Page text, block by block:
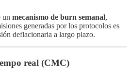
un mecanismo de burn semanal,
generadas por los protocolos es
deflacionaria a largo plazo.
real (CMC)